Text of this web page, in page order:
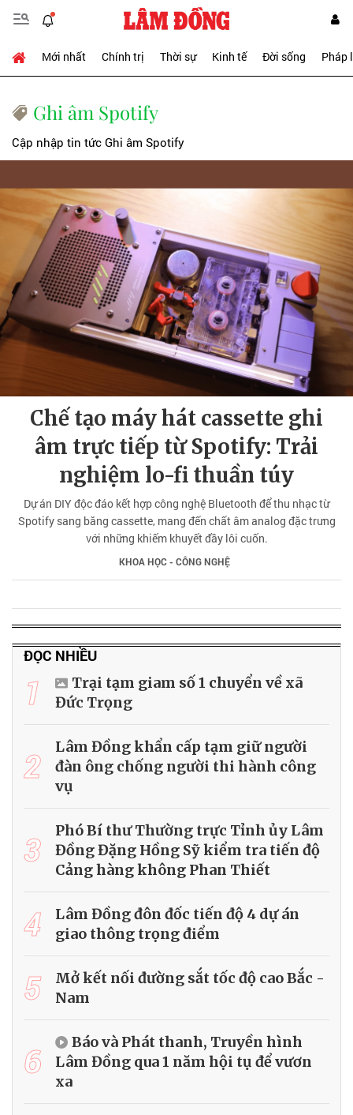
Mới nhất Chính trị Thời sự Kinh tế Đời sống Pháp
Ghi âm Spotify
Cập nhập tin tức Ghi âm Spotify
Chế tạo máy hát cassette ghi
âm trực tiếp từ Spotify: Trải
nghiệm lo-fi thuần túy
Dự án DIY độc đáo kết hợp công nghệ Bluetooth để thu nhạc từ
Spotify sang băng cassette, mang đến chất âm analog đặc trưng
với những khiếm khuyết đầy lôi cuốn.
KHOA HỌC - CÔNG NGHỆ
ĐỌC NHIỀU
1
Trại tạm giam số 1 chuyển về xã
Đức Trọng
2
Lâm Đồng khẩn cấp tạm giữ người
đàn ông chống người thi hành công
vụ
3
Phó Bí thư Thường trực Tỉnh ủy Lâm
Đồng Đặng Hồng Sỹ kiểm tra tiến độ
Cảng hàng không Phan Thiết
4
Lâm Đồng đôn đốc tiến độ 4 dự án
giao thông trọng điểm
5
Mở kết nối đường sắt tốc độ cao Bắc -
Nam
6
Báo và Phát thanh, Truyền hình
Lâm Đồng qua 1 năm hội tụ để vươn
xa